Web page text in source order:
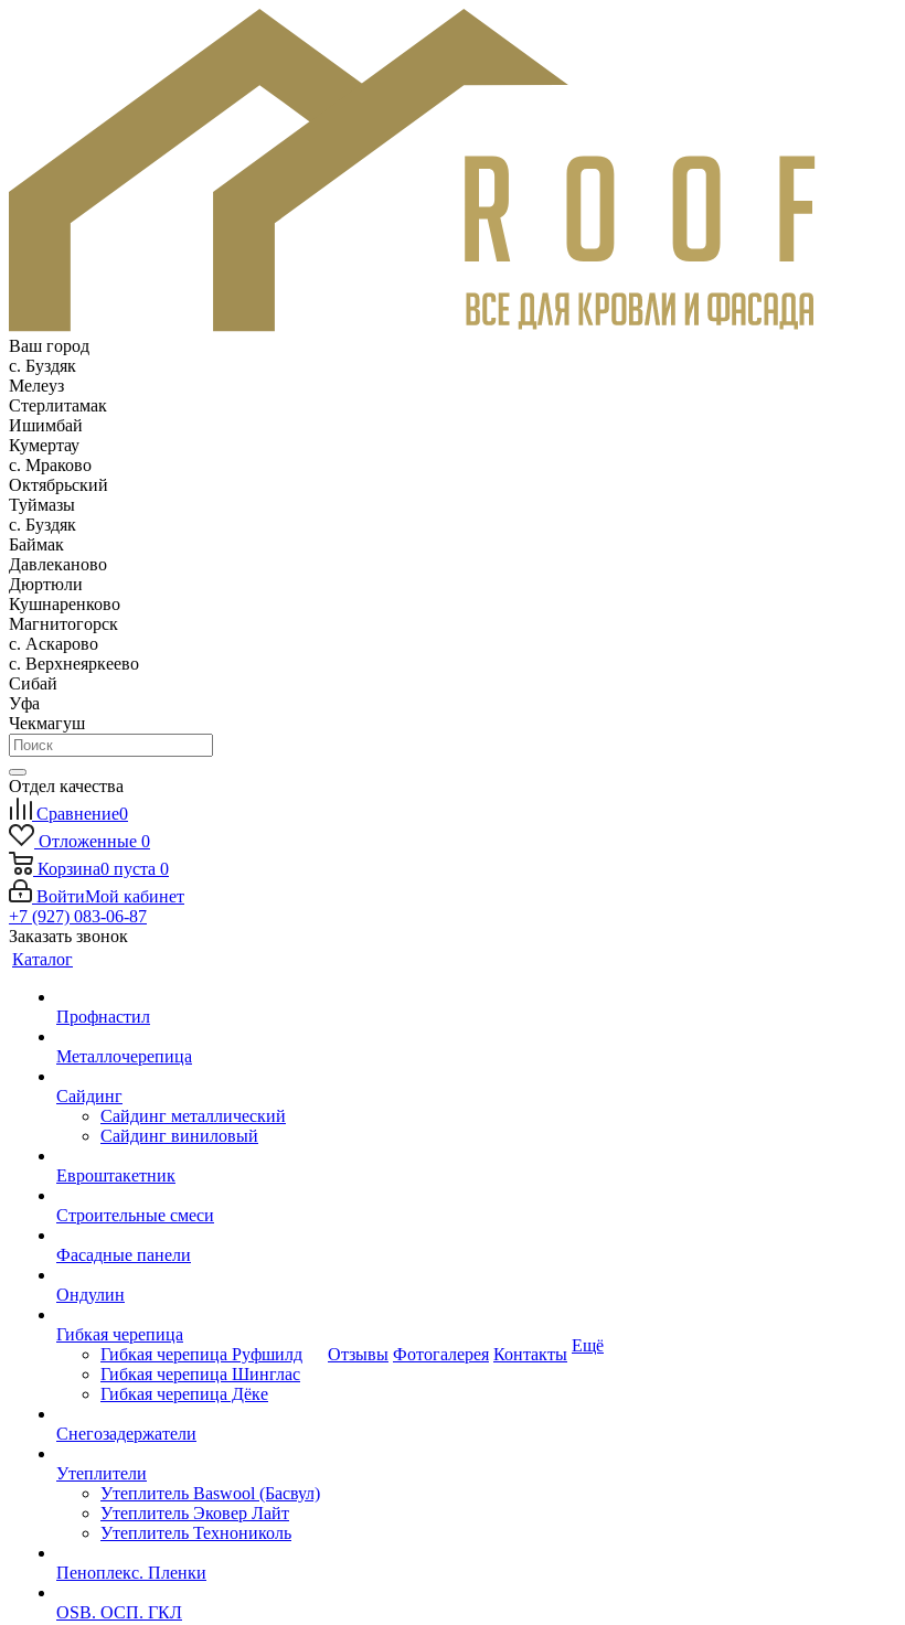
Ваш город
c. Буздяк
Мелеуз
Стерлитамак
Ишимбай
Кумертау
c. Мраково
Октябрьский
Туймазы
c. Буздяк
Баймак
Давлеканово
Дюртюли
Кушнаренково
Магнитогорск
с. Аскарово
с. Верхнеяркеево
Сибай
Уфа
Чекмагуш
Отдел качества
Сравнение0
Отложенные 0
Корзина0 пуста 0
ВойтиМой кабинет
+7 (927) 083-06-87
Заказать звонок
Каталог
Профнастил
Металлочерепица
Сайдинг
Сайдинг металлический
Сайдинг виниловый
Евроштакетник
Строительные смеси
Фасадные панели
Ондулин
Гибкая черепица
Гибкая черепица Руфшилд
Гибкая черепица Шинглас
Гибкая черепица Дёке
Снегозадержатели
Утеплители
Утеплитель Baswool (Басвул)
Утеплитель Эковер Лайт
Утеплитель Технониколь
Пеноплекс. Пленки
OSB. ОСП. ГКЛ
Отзывы Фотогалерея Контакты Ещё